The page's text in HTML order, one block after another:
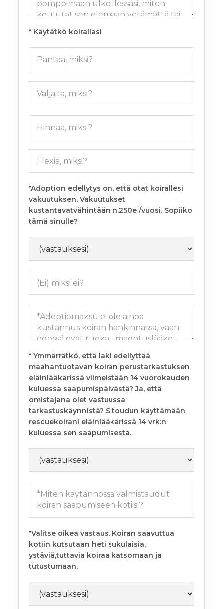
* Käytätkö koirallasi
*Adoption edellytys on, että otat koirallesi
vakuutuksen. Vakuutukset
kustantavatvähintään n.250e /vuosi. Sopiiko
tämä sinulle?
* Ymmärrätkö, että laki edellyttää
maahantuotavan koiran perustarkastuksen
eläinlääkärissä viimeistään 14 vuorokauden
kuluessa saapumispäivästä? Ja, että
omistajana olet vastuussa
tarkastuskäynnistä? Sitoudun käyttämään
rescuekoirani eläinlääkärissä 14 vrk:n
kuluessa sen saapumisesta.
*Valitse oikea vastaus. Koiran saavuttua
kotiin kutsutaan heti sukulaisia,
ystäviä,tuttavia koiraa katsomaan ja
tutustumaan.